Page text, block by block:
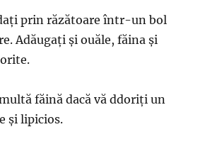
prin răzătoare într-un bol
Adăugați și ouăle, făina și
făină dacă vă ddoriți un
și lipicios.